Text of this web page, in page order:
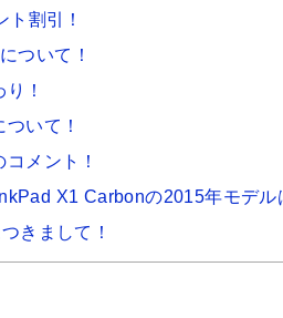
割引！
ついて！
！
いて！
メント！
X1 Carbonの2015年モデル
きまして！